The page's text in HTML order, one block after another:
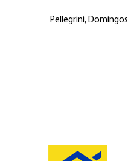
Pellegrini, Domingos